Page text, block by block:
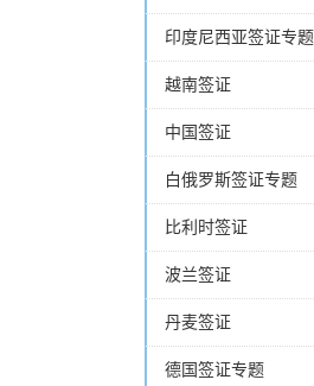
印度尼西亚签证专题
越南签证
中国签证
白俄罗斯签证专题
比利时签证
波兰签证
丹麦签证
德国签证专题